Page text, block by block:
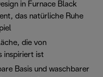
in Furnace Black
das natürliche Ruhe
die von
inspiriert ist
Basis und waschbarer